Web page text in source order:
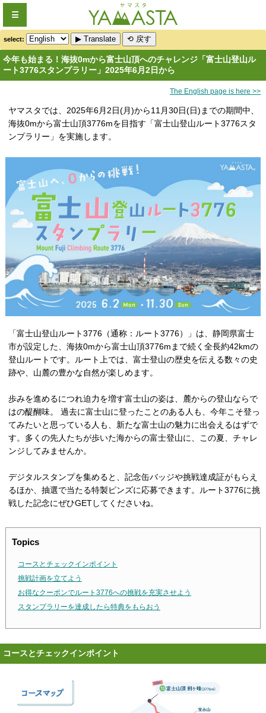
☰
select: ▶ Translate ⟲ 戻す
今年も始まる！海抜0mから富士山頂へのチャレンジ「富士山登山ル
ート3776スタンプラリー」2025年6月2日から
The English page is here >>
ヤマスタでは、2025年6月2日(月)から11月30日(日)までの期間中、
海抜0mから富士山頂3776mを目指す「富士山登山ルート3776スタ
ンプラリー」を実施します。
「富士山登山ルート3776（通称：ルート3776）」は、静岡県富士
市が設定した、海抜0mから富士山頂3776mまで続く全長約42kmの
登山ルートです。ルート上では、富士登山の歴史を伝える数々の史
跡や、山麓の豊かな自然が楽しめます。
歩みを進めるにつれ迫力を増す富士山の姿は、麓からの登山ならで
はの醍醐味。 過去に富士山に登ったことのある人も、今年こそ登っ
てみたいと思っている人も、新たな富士山の魅力に出会えるはずで
す。多くの先人たちが歩いた海からの富士登山に、この夏、チャレ
ンジしてみませんか。
デジタルスタンプを集めると、記念缶バッジや挑戦達成証がもらえ
るほか、抽選で当たる特製ピンズに応募できます。ルート3776に挑
戦した記念にぜひGETしてくださいね。
Topics
コースとチェックインポイント
挑戦計画を立てよう
お得なクーポンでルート3776への挑戦を充実させよう
スタンプラリーを達成したら特典をもらおう
コースとチェックインポイント